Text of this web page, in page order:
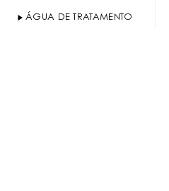
ÁGUA DE TRATAMENTO